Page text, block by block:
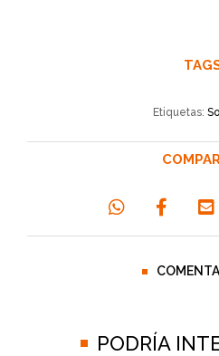
Etiquetas:
PODRÍA